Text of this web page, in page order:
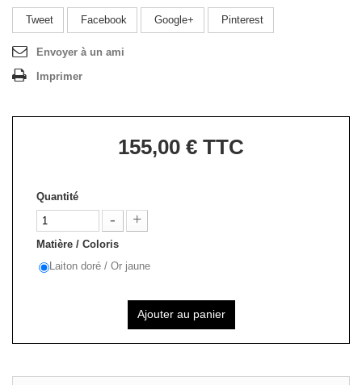
Tweet Facebook Google+ Pinterest
Envoyer à un ami
Imprimer
155,00 € TTC
Quantité
Matière / Coloris
Laiton doré / Or jaune
Ajouter au panier